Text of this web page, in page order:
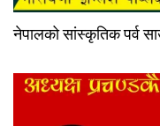
नेपालको सांस्कृतिक पर्व